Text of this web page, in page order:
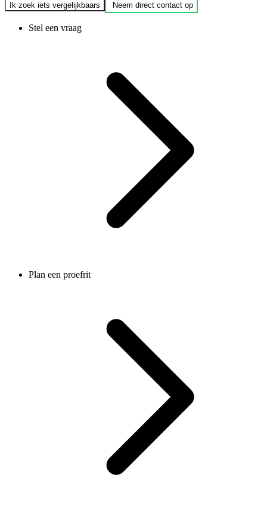
Ik zoek iets vergelijkbaars Neem direct contact op
Stel een vraag
Plan een proefrit